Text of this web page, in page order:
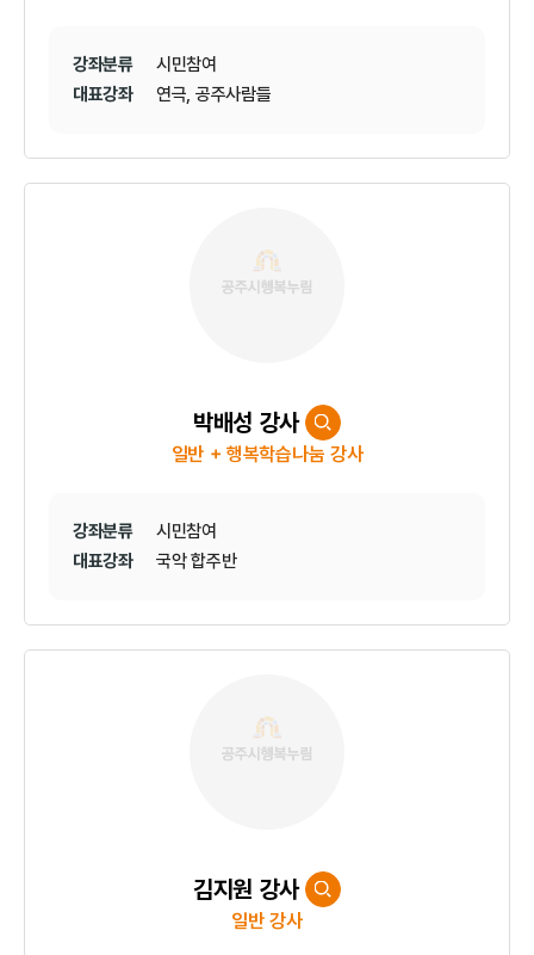
강좌분류
시민참여
대표강좌
연극, 공주사람들
박배성 강사
일반 + 행복학습나눔 강사
강좌분류
시민참여
대표강좌
국악 합주반
김지원 강사
일반 강사